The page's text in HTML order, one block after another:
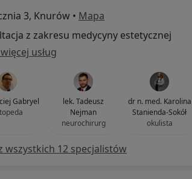
3, Knurów • Mapa
z zakresu medycyny estetycznej
usług
Gabryel
lek. Tadeusz
Nejman
neurochirurg
dr n. med. Karolina
Stanienda-Sokół
okulista
wszystkich 12 specjalistów